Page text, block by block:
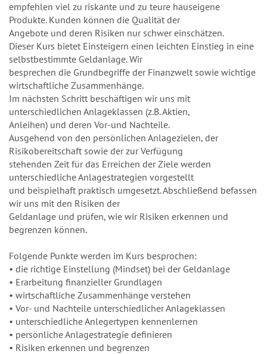
empfehlen viel zu riskante und zu teure hauseigene
Produkte. Kunden können die Qualität der
Angebote und deren Risiken nur schwer einschätzen.
Dieser Kurs bietet Einsteigern einen leichten Einstieg in eine
selbstbestimmte Geldanlage. Wir
besprechen die Grundbegriffe der Finanzwelt sowie wichtige
wirtschaftliche Zusammenhänge.
Im nächsten Schritt beschäftigen wir uns mit
unterschiedlichen Anlageklassen (z.B. Aktien,
Anleihen) und deren Vor-und Nachteile.
Ausgehend von den persönlichen Anlagezielen, der
Risikobereitschaft sowie der zur Verfügung
stehenden Zeit für das Erreichen der Ziele werden
unterschiedliche Anlagestrategien vorgestellt
und beispielhaft praktisch umgesetzt. Abschließend befassen
wir uns mit den Risiken der
Geldanlage und prüfen, wie wir Risiken erkennen und
begrenzen können.
Folgende Punkte werden im Kurs besprochen:
• die richtige Einstellung (Mindset) bei der Geldanlage
• Erarbeitung finanzieller Grundlagen
• wirtschaftliche Zusammenhänge verstehen
• Vor- und Nachteile unterschiedlicher Anlageklassen
• unterschiedliche Anlegertypen kennenlernen
• persönliche Anlagestrategie definieren
• Risiken erkennen und begrenzen